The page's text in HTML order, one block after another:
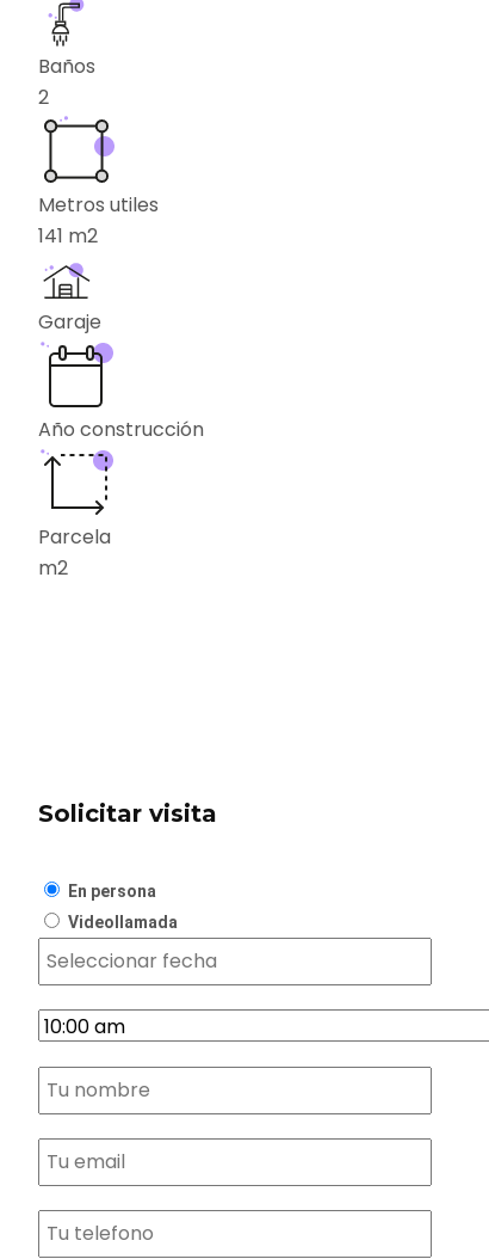
Baños
2
Metros utiles
141 m2
Garaje
Año construcción
Parcela
m2
Solicitar visita
En persona
Videollamada